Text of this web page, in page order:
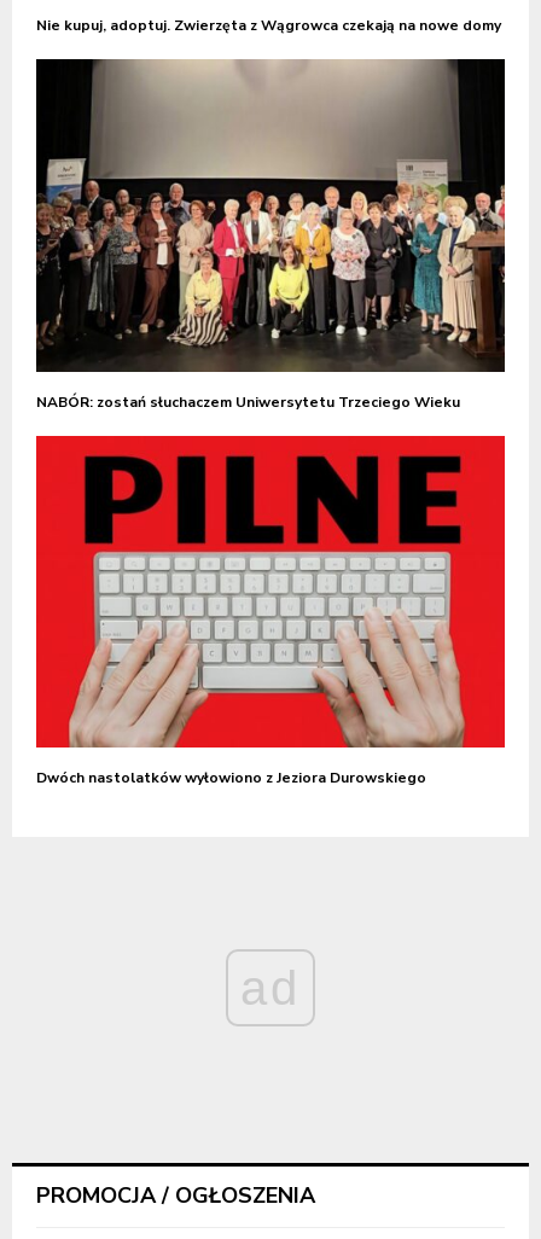
Nie kupuj, adoptuj. Zwierzęta z Wągrowca czekają na nowe domy
NABÓR: zostań słuchaczem Uniwersytetu Trzeciego Wieku
Dwóch nastolatków wyłowiono z Jeziora Durowskiego
ad
PROMOCJA / OGŁOSZENIA